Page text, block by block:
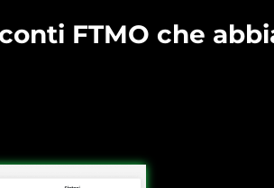
FTMO che